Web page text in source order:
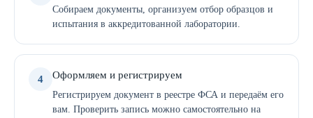
Собираем документы, организуем отбор образцов и
испытания в аккредитованной лаборатории.
4 Оформляем и регистрируем
Регистрируем документ в реестре ФСА и передаём его
вам. Проверить запись можно самостоятельно на